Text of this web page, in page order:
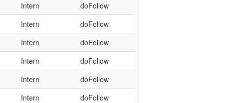
Intern
doFollow
Intern
doFollow
Intern
doFollow
Intern
doFollow
Intern
doFollow
Intern
doFollow